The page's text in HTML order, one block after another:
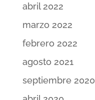
abril 2022
marzo 2022
febrero 2022
agosto 2021
septiembre 2020